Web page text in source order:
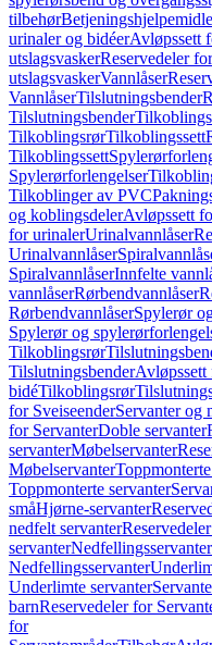
tilbehør
urinaler og bidéerAvløpssett
utslagsvaskerReservedeler
utslagsvaskerVannlåser
VannlåserTilslutningsbender
Tilslutningsbender
TilkoblingsrørTilkoblingssett
Tilkoblingssett
Spylerørforlengelser
Tilkoblinger av PVC
og koblingsdelerAvløpssett
for urinalerUrinalvannlåser
Urinalvannlåser
SpiralvannlåserInnfelte
vannlåserRørbendvannlåser
RørbendvannlåserSpylerør
Spylerør og
Tilkoblingsrør
TilslutningsbenderAvløpssett
bidéTilkoblingsrør
for SveiseenderServanter og
for ServanterDoble servanter
servanterMøbelservanter
Møbelservanter
Toppmonterte servanter
småHjørne-servanter
nedfelt servanter
servanterNedfellingsservanter
Nedfellingsservanter
Underlimte servanter
barnReservedeler for
for